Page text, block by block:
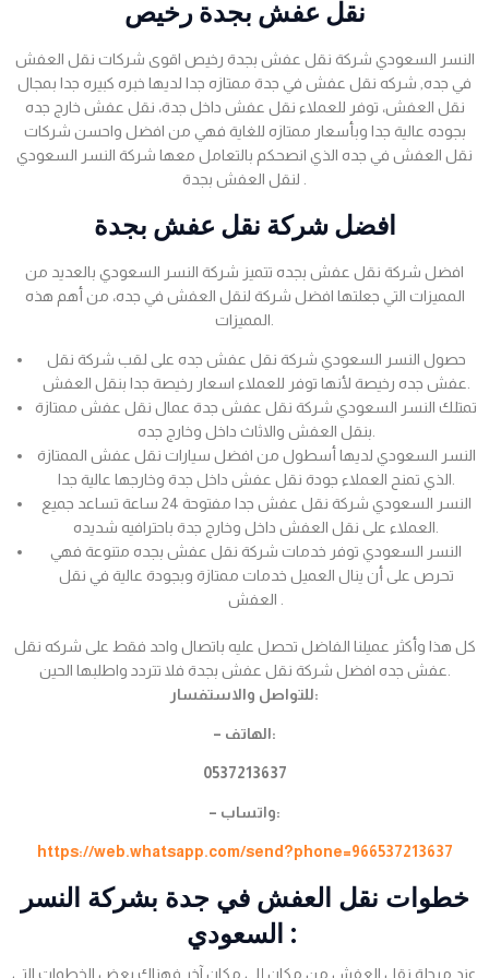
نقل عفش بجدة رخيص
النسر السعودي شركة نقل عفش بجدة رخيص اقوى شركات نقل العفش
في جده, شركه نقل عفش في جدة ممتازه جدا لديها خبره كبيره جدا بمجال
نقل العفش، توفر للعملاء نقل عفش داخل جدة، نقل عفش خارج جده
بجوده عالية جدا وبأسعار ممتازه للغاية فهي من افضل واحسن شركات
نقل العفش في جده الذي انصحكم بالتعامل معها شركة النسر السعودي
افضل شركة نقل عفش بجدة
افضل شركة نقل عفش بجده تتميز شركة النسر السعودي بالعديد من
المميزات التي جعلتها افضل شركة لنقل العفش في جده، من أهم هذه
حصول النسر السعودي شركة نقل عفش جده على لقب شركة نقل
تمتلك النسر السعودي شركة نقل عفش جدة عمال نقل عفش ممتازة
النسر السعودي لديها أسطول من افضل سيارات نقل عفش الممتازة
النسر السعودي شركة نقل عفش جدا مفتوحة 24 ساعة تساعد جميع
النسر السعودي توفر خدمات شركة نقل عفش بجده متنوعة فهي
تحرص على أن ينال العميل خدمات ممتازة وبجودة عالية في نقل
كل هذا وأكثر عميلنا الفاضل تحصل عليه باتصال واحد فقط على شركه نقل
للتواصل والاستفسار:
– الهاتف:
0537213637
– واتساب:
https://web.whatsapp.com/send?phone=966537213637
خطوات نقل العفش في جدة بشركة النسر
السعودي :
عند مرحلة نقل العفش من مكان إلى مكان آخر فهناك بعض الخطوات التي